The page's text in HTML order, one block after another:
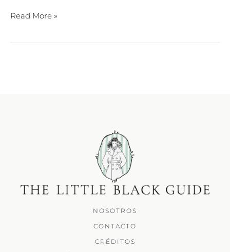
Read More »
NOSOTROS
CONTACTO
CRÉDITOS